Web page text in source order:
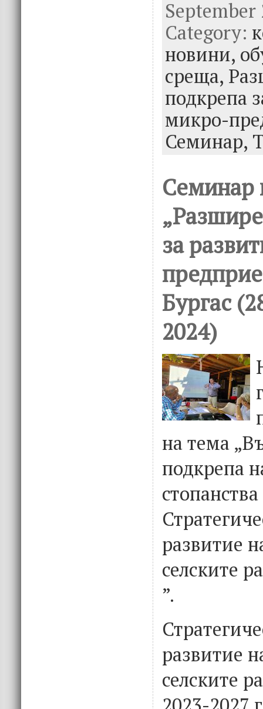
e
b
o
o
k
it
te
r
k
e
dI
n
September
Category:
новини,
среща,
подкрепа
микро-
Семинар,
Семинар
за
Бургас
2024)
на тема
подкрепа
развитие
селските
”.
развитие
селските